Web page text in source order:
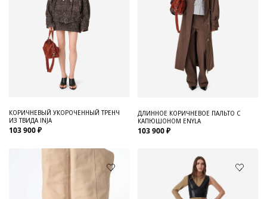
КОРИЧНЕВЫЙ УКОРОЧЕННЫЙ ТРЕНЧ
ИЗ ТВИДА INJA
103 900 ₽
ДЛИННОЕ КОРИЧНЕВОЕ ПАЛЬТО С
КАПЮШОНОМ ENYLA
103 900 ₽